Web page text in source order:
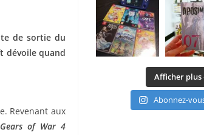
de sortie du
dévoile quand
Revenant aux
Gears of War 4
Afficher plus
Abonnez-